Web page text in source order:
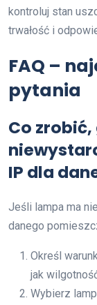
kontroluj stan
trwałość i
FAQ –
pytania
Co
IP dla
Jeśli lampa ma
danego
Określ
jak
Wybierz